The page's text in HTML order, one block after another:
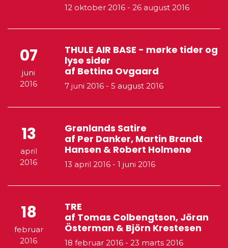
12 oktober 2016 - 26 august 2016
07
juni
2016
THULE AIR BASE - mørke tider og
lyse sider
af Bettina Ovgaard
7 juni 2016 - 5 august 2016
13
april
2016
Grønlands Satire
af Per Danker, Martin Brandt
Hansen & Robert Holmene
13 april 2016 - 1 juni 2016
18
februar
2016
TRE
af Tomas Colbengtson, Jöran
Österman & Björn Krestesen
18 februar 2016 - 23 marts 2016